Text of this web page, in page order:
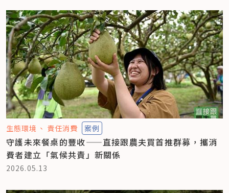
生態環境 責任消費 案例
守護未來餐桌的豐收——直接跟農夫買首推群募，攜消
費者建立「氣候共責」新關係
2026.05.13